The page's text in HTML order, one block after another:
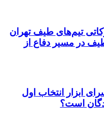
تیم‌های طیف تهران
در مسیر دفاع از
ابزار انتخاب اول
است؟